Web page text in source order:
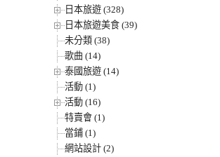
日本旅遊 (328)
日本旅遊美食 (39)
未分類 (38)
歌曲 (14)
泰國旅遊 (14)
活動 (1)
活動 (16)
特賣會 (1)
當鋪 (1)
網站設計 (2)